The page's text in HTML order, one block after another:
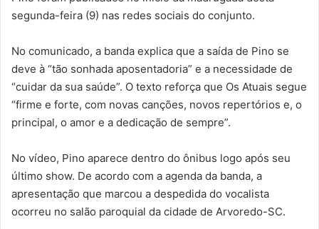
segunda-feira (9) nas redes sociais do conjunto.
No comunicado, a banda explica que a saída de Pino se
deve à “tão sonhada aposentadoria” e a necessidade de
“cuidar da sua saúde”. O texto reforça que Os Atuais segue
“firme e forte, com novas canções, novos repertórios e, o
principal, o amor e a dedicação de sempre”.
No vídeo, Pino aparece dentro do ônibus logo após seu
último show. De acordo com a agenda da banda, a
apresentação que marcou a despedida do vocalista
ocorreu no salão paroquial da cidade de Arvoredo-SC.